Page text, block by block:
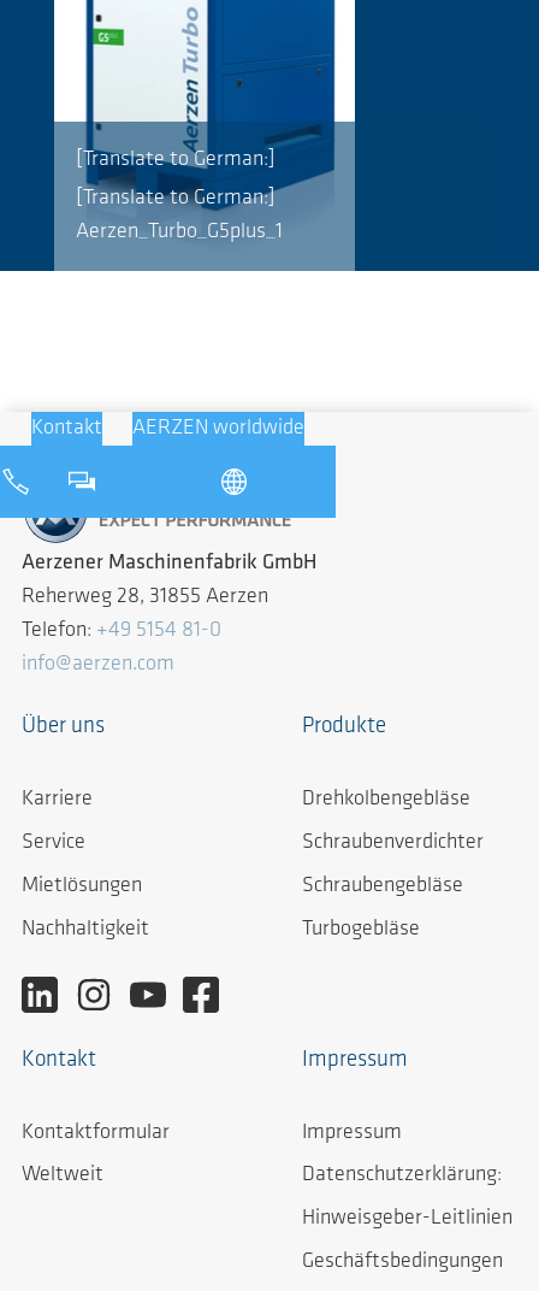
[Translate to German:]
[Translate to German:]
Aerzen_Turbo_G5plus_1
Kontakt AERZEN worldwide
Aerzener Maschinenfabrik GmbH
Reherweg 28, 31855 Aerzen
Telefon: +49 5154 81-0
info@aerzen.com
Über uns
Karriere
Service
Mietlösungen
Nachhaltigkeit
Produkte
Drehkolbengebläse
Schraubenverdichter
Schraubengebläse
Turbogebläse
Kontakt
Kontaktformular
Weltweit
Impressum
Impressum
Datenschutzerklärung:
Hinweisgeber-Leitlinien
Geschäftsbedingungen